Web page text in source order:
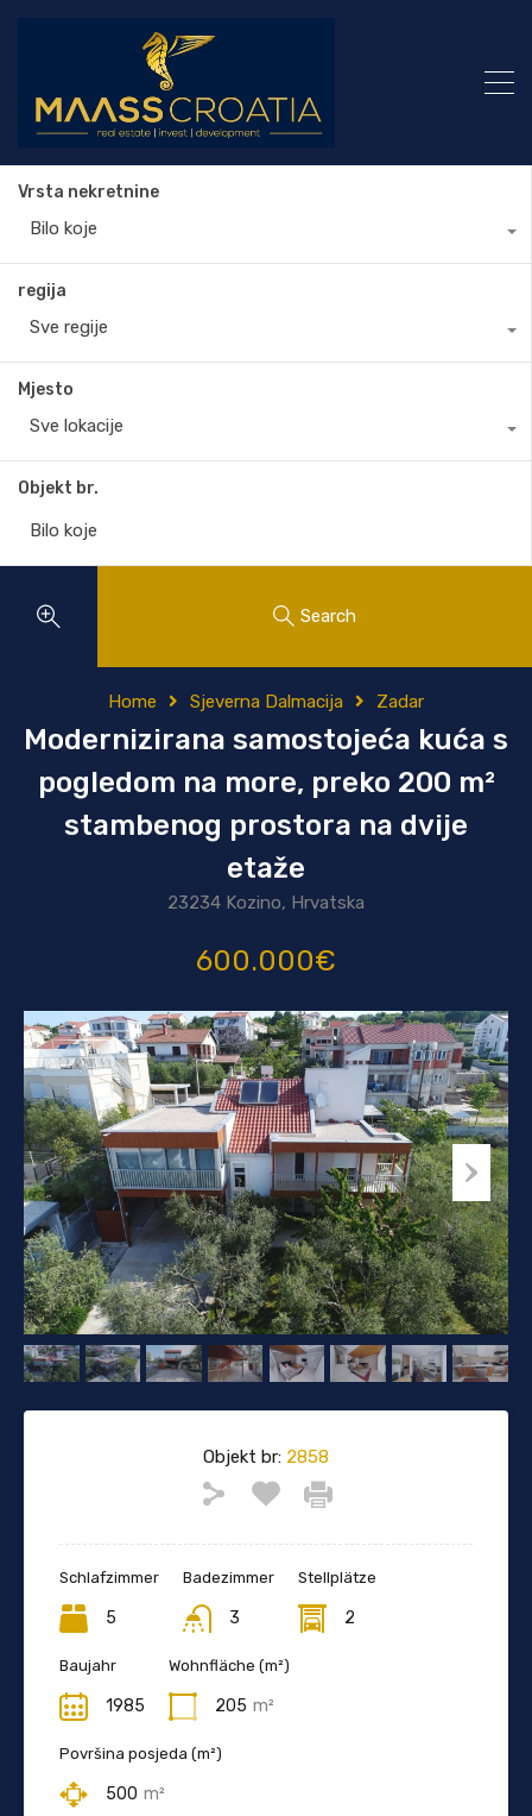
Vrsta nekretnine
Bilo koje
regija
Sve regije
Mjesto
Sve lokacije
Objekt br.
Search
Home Sjeverna Dalmacija Zadar
Modernizirana samostojeća kuća s
pogledom na more, preko 200 m²
stambenog prostora na dvije
etaže
23234 Kozino, Hrvatska
600.000€
Objekt br: 2858
Schlafzimmer
5
Badezimmer
3
Stellplätze
2
Baujahr
1985
Wohnfläche (m²)
205 m²
Površina posjeda (m²)
500 m²